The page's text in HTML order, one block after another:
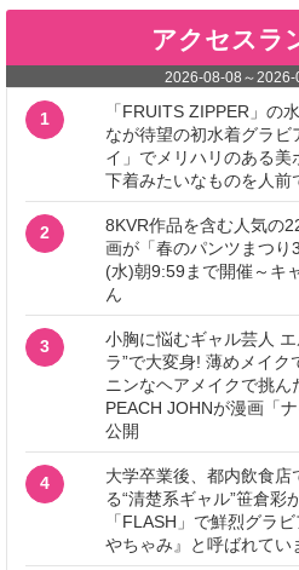
アクセスラ
2026-08-08 ～2026-
1
「FRUITS ZIPPER」の
なが待望の初水着グラ
イ」でメリハリのある
下着みたいなものを人前
2
8KVR作品を含む人気の
画が「春のパンツまつり
(水)朝9:59まで開催～キ
ん
3
小胸に悩むギャル芸人
ラ”で大変身! 薄めメイク
ニンなヘアメイクで挑ん
PEACH JOHNが漫画「
公開
4
大学卒業後、都内飲食
る“清楚系ギャル”笹倉彩
「FLASH」で鮮烈グラ
やちゃみ』と呼ばれてい